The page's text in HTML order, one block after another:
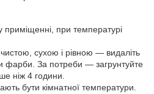
при температурі
сухою і рівною — видаліть
фарби. За потреби — загрунтуйте
ніж 4 години.
бути кімнатної температури.